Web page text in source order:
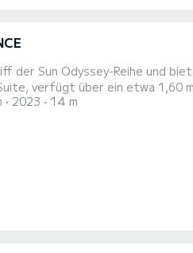
der Sun Odyssey-Reihe und
verfügt über ein etwa 1,60
und eingebautem Fernseher
2023 14 m